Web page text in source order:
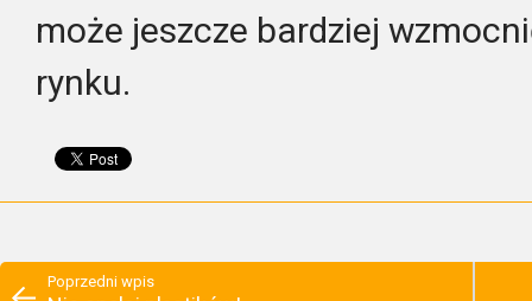
może jeszcze bardziej
rynku.
Poprzedni wpis